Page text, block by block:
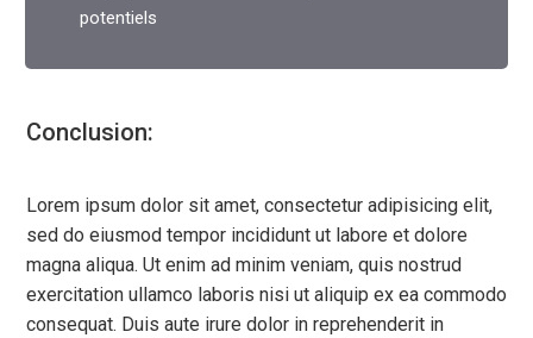
potentiels
Conclusion:
Lorem ipsum dolor sit amet, consectetur adipisicing elit,
sed do eiusmod tempor incididunt ut labore et dolore
magna aliqua. Ut enim ad minim veniam, quis nostrud
exercitation ullamco laboris nisi ut aliquip ex ea commodo
consequat. Duis aute irure dolor in reprehenderit in